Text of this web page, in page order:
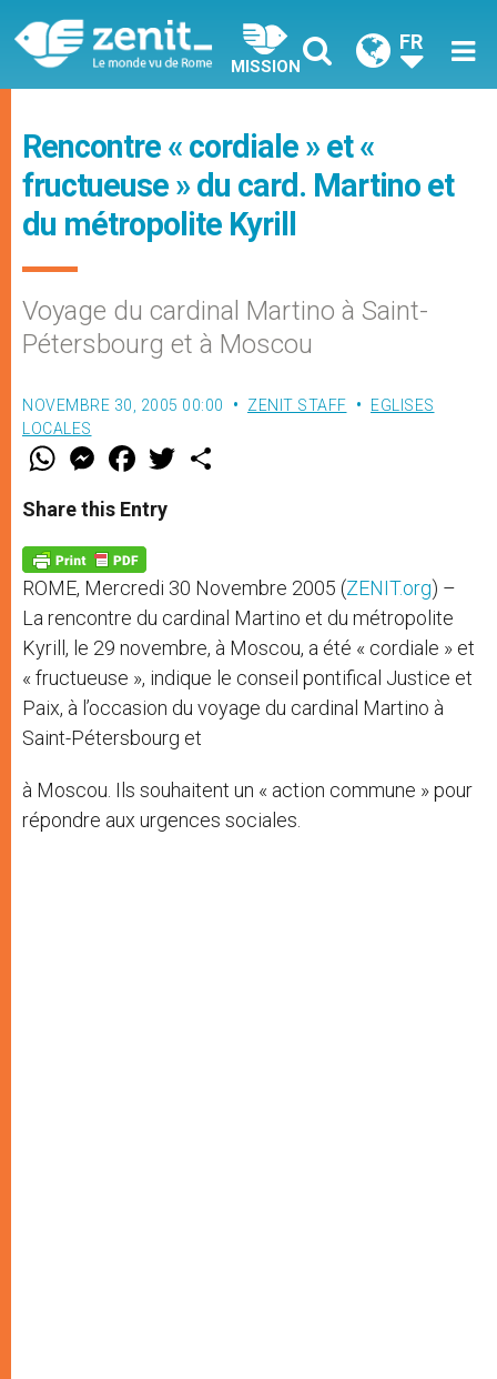
MISSION
FR
Rencontre « cordiale » et «
fructueuse » du card. Martino et
du métropolite Kyrill
Voyage du cardinal Martino à Saint-
Pétersbourg et à Moscou
NOVEMBRE 30, 2005 00:00 ZENIT STAFF
EGLISES
LOCALES
W
t
s
p
p
M
e
s
e
g
e
r
F
a
e
b
o
k
w
Share this Entry
ROME, Mercredi 30 Novembre 2005 (ZENIT.org) –
La rencontre du cardinal Martino et du métropolite
Kyrill, le 29 novembre, à Moscou, a été « cordiale » et
« fructueuse », indique le conseil pontifical Justice et
Paix, à l’occasion du voyage du cardinal Martino à
Saint-Pétersbourg et
à Moscou. Ils souhaitent un « action commune » pour
répondre aux urgences sociales.